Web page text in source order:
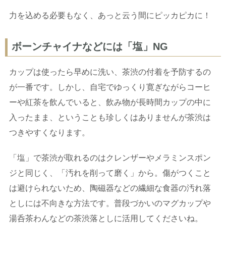
力を込める必要もなく、あっと云う間にピッカピカに！
ボーンチャイナなどには「塩」NG
カップは使ったら早めに洗い、茶渋の付着を予防するの
が一番です。しかし、自宅でゆっくり寛ぎながらコーヒ
ーや紅茶を飲んでいると、飲み物が長時間カップの中に
入ったまま、ということも珍しくはありませんが茶渋は
つきやすくなります。
「塩」で茶渋が取れるのはクレンザーやメラミンスポン
ジと同じく、「汚れを削って磨く」から。傷がつくこと
は避けられないため、陶磁器などの繊細な食器の汚れ落
としには不向きな方法です。普段づかいのマグカップや
湯呑茶わんなどの茶渋落としに活用してくださいね。